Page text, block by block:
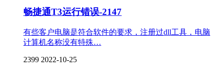
畅捷通T3运行错误-2147
有些客户电脑是符合软件的要求，注册过dll工具，电脑
计算机名称没有特殊…
2399 2022-10-25